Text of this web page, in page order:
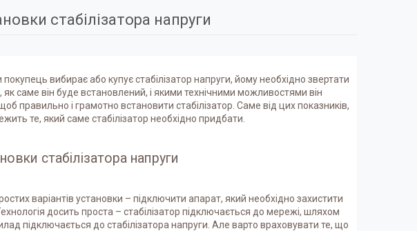
стабілізатора напруги
вибирає або купує стабілізатор напруги, йому необхідно звертати
як саме він буде встановлений, і якими технічними можливостями він
правильно і грамотно встановити стабілізатор. Саме від цих показників,
те, який саме стабілізатор необхідно придбати.
стабілізатора напруги
варіантів установки – підключити апарат, який необхідно захистити
досить проста – стабілізатор підключається до мережі, шляхом
підключається до стабілізатора напруги. Але варто враховувати те, що